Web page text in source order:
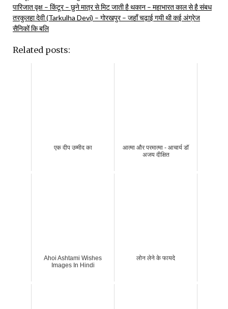
पारिजात वृक्ष – किंटूर – छुने मात्र से मिट जाती है थकान – महाभारत काल से है संबध
तरकुलहा देवी (Tarkulha Devi) – गोरखपुर – जहाँ चढ़ाई गयी थी कई अंग्रेज
सैनिकों कि बलि
Related posts:
एक दीप उम्मीद का
आत्मा और परमात्मा - आचार्य डॉ
अजय दीक्षित
Ahoi Ashtami Wishes
Images In Hindi
लोन लेने के फायदे